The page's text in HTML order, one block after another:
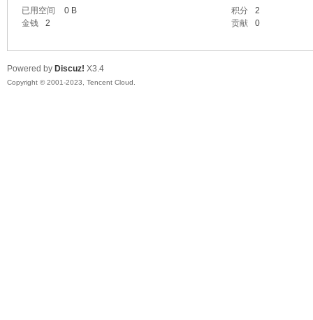
已用空间
0 B 积分
2
金钱
2 贡献 0
Powered by Discuz! X3.4
Copyright © 2001-2023, Tencent Cloud.